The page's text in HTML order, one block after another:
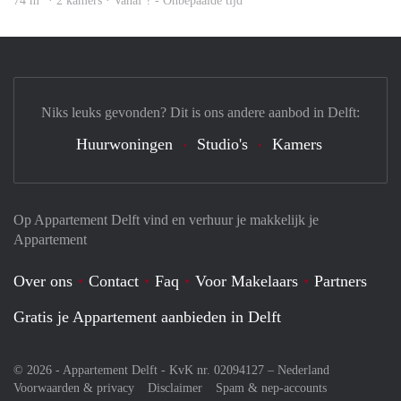
Op Appartement Delft vind en verhuur je makkelijk je
Appartement
Over ons Contact Faq Voor Makelaars
Partners
Gratis je Appartement aanbieden in Delft
© 2026 - Appartement Delft - KvK nr. 02094127 – Nederland
Voorwaarden & privacy
Disclaimer
Spam & nep-accounts
Niks leuks gevonden? Dit is ons andere aanbod in Delft:
Huurwoningen Studio's Kamers